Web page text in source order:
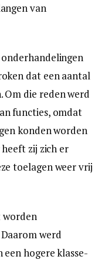
van
onderhandelingen
dat een aantal
Om die reden werd
functies, omdat
konden worden
zij zich er
toelagen weer vrij
worden
werd
hogere klasse-